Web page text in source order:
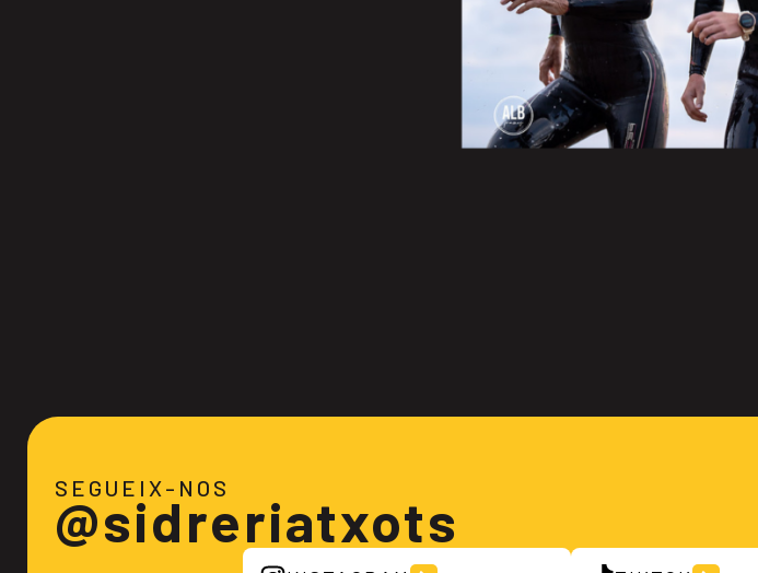
SEGUEIX-NOS
@sidreriatxots